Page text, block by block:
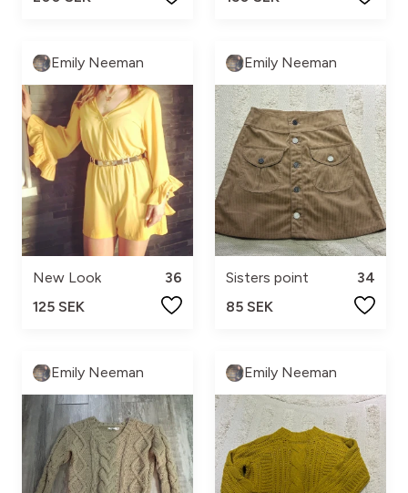
Emily Neeman
New Look
36
125 SEK
Emily Neeman
Sisters point
34
85 SEK
Emily Neeman Emily Neeman